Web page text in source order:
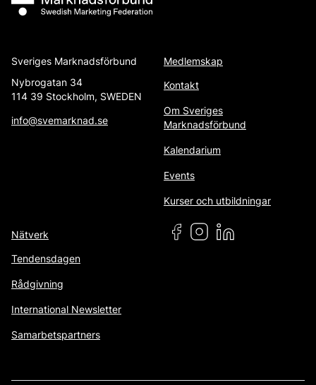
Sveriges Marknadsförbund
Nybrogatan 34
114 39 Stockholm, SWEDEN
info@svemarknad.se
Medlemskap
Kontakt
Om Sveriges
Marknadsförbund
Kalendarium
Events
Kurser och utbildningar
Nätverk
Tendensdagen
Rådgivning
International Newsletter
Samarbetspartners